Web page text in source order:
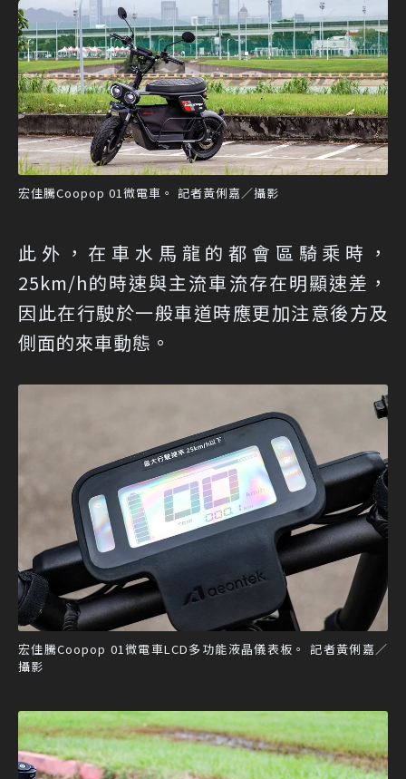
宏佳騰Coopop 01微電車。 記者黃俐嘉／攝影
此外，在車水馬龍的都會區騎乘時，
25km/h的時速與主流車流存在明顯速差，
因此在行駛於一般車道時應更加注意後方及
側面的來車動態。
宏佳騰Coopop 01微電車LCD多功能液晶儀表板。 記者黃俐嘉／
攝影